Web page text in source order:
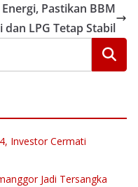
Pastikan BBM
dan LPG Tetap Stabil
Investor Cermati
Jadi Tersangka